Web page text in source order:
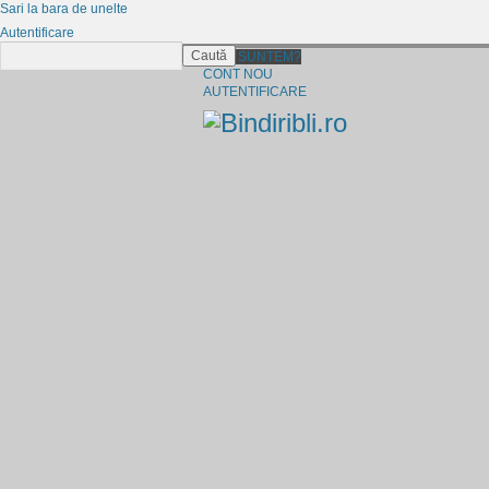
CINE SUNTEM?
CONT NOU
AUTENTIFICARE
Sari la bara de unelte
Autentificare
Caută